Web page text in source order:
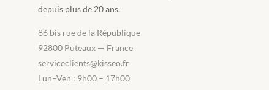
depuis plus de 20 ans.
86 bis rue de la République
92800 Puteaux — France
serviceclients@kisseo.fr
Lun–Ven : 9h00 – 17h00